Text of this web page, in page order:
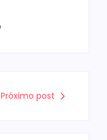
Próximo post